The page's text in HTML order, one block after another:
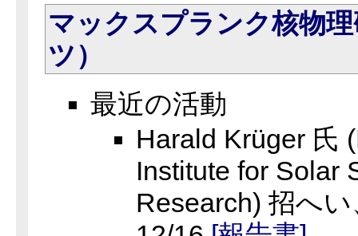
マックスプランク核物
ツ）
最近の活動
Harald Krüger 氏
Institute for Solar
Research) 招へ